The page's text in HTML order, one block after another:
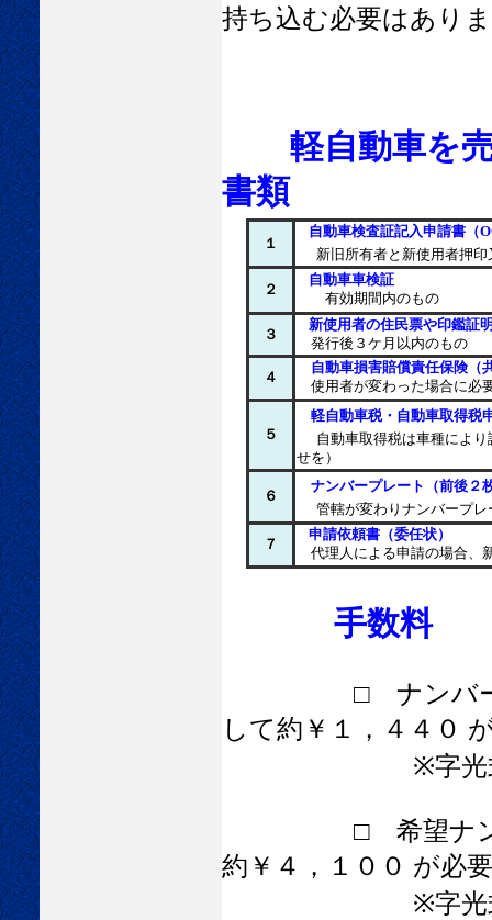
持ち込む必要はあり
軽自動車を
書類
１
自動車検査証記入申請書（
新旧所有者と新使用者押
２
自動車車検証
有効期間内のもの
３
新使用者の住民票や印鑑証
発行後３ケ月以内のもの
４
自動車損害賠償責任保険（
使用者が変わった場合に必
５
軽自動車税・自動車取得税
自動車取得税は車種によ
せを）
６
ナンバープレート（前後２
管轄が変わりナンバープ
７
申請依頼書（委任状）
代理人による申請の場合、
手数料
□ ナンバー変更
して約￥１，４４０
※字光式ナン
□ 希望ナンバー
約￥４，１００ が必
※字光式ナン